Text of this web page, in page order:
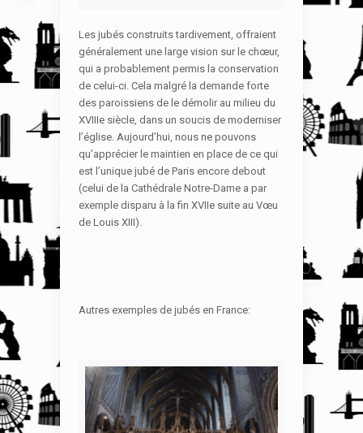
Les jubés construits tardivement, offraient
généralement une large vision sur le chœur,
qui a probablement permis la conservation
de celui-ci. Cela malgré la demande forte
des paroissiens de le démolir au milieu du
XVIIIe siècle, dans un soucis de moderniser
l’église. Aujourd’hui, nous ne pouvons
qu’apprécier le maintien en place de ce qui
est l’unique jubé de Paris encore debout
(celui de la Cathédrale Notre-Dame a par
exemple disparu à la fin XVIIe suite au Vœu
de Louis XIII).
Autres exemples de jubés en France: